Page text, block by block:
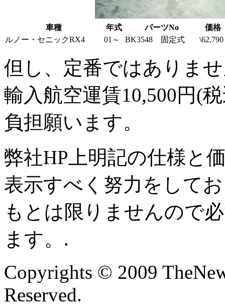
車種 年式 パーツNo
価格
ルノー・セニックRX4
01～ BK3548 固定式 \62,790
但し、定番ではありま
輸入航空運賃10,500円(
負担願います。
弊社HP上明記の仕様と
表示すべく努力をして
もとは限りませんので
ます。.
Copyrights © 2009
Reserved.